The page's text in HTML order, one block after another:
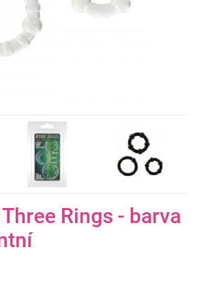
Rings - barva